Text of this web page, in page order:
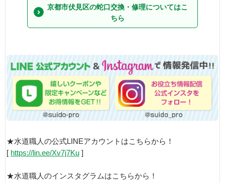
京都市伏見区の蛇口交換・修理についてはこ
ちら
★水道職人の公式LINEアカウントはこちらから！
[ https://lin.ee/Xv7j7Ku ]
★水道職人のインスタグラムはこちらから！